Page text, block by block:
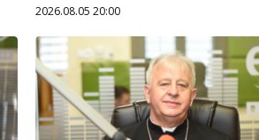
2026.08.05 20:00